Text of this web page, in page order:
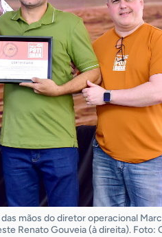
mãos do diretor operacional
Renato Gouveia (à direita). Foto: